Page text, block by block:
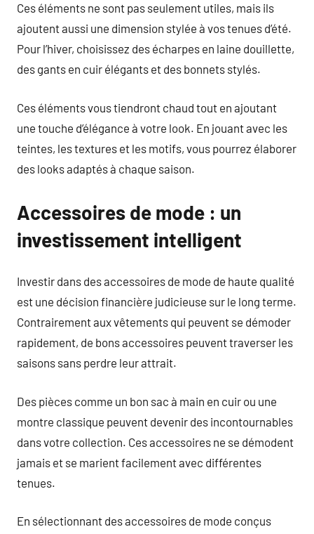
Ces éléments ne sont pas seulement utiles, mais ils
ajoutent aussi une dimension stylée à vos tenues d’été.
Pour l’hiver, choisissez des écharpes en laine douillette,
des gants en cuir élégants et des bonnets stylés.
Ces éléments vous tiendront chaud tout en ajoutant
une touche d’élégance à votre look. En jouant avec les
teintes, les textures et les motifs, vous pourrez élaborer
des looks adaptés à chaque saison.
Accessoires de mode : un
investissement intelligent
Investir dans des accessoires de mode de haute qualité
est une décision financière judicieuse sur le long terme.
Contrairement aux vêtements qui peuvent se démoder
rapidement, de bons accessoires peuvent traverser les
saisons sans perdre leur attrait.
Des pièces comme un bon sac à main en cuir ou une
montre classique peuvent devenir des incontournables
dans votre collection. Ces accessoires ne se démodent
jamais et se marient facilement avec différentes
tenues.
En sélectionnant des accessoires de mode conçus